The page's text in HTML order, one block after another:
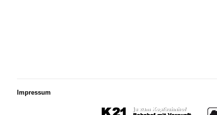
Impressum